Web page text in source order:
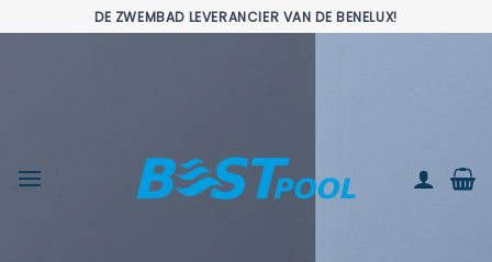
naar
DE ZWEMBAD LEVERANCIER VAN DE BENELUX!